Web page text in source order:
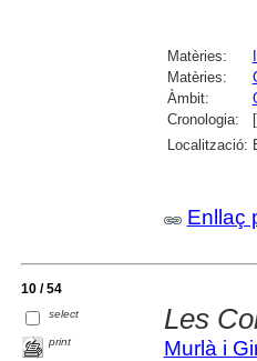
Matèries:
Matèries:
Àmbit:
Cronologia:
Localització:
Enllaç
10 / 54
select
print
Les
Murlà i